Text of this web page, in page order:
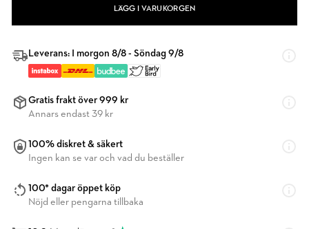
LÄGG I VARUKORGEN
Leverans: I morgon 8/8 - Söndag 9/8
Gratis frakt över 999 kr
Annars endast 39 kr
100% diskret & säkert
Ingen kan se var och vad du beställer
100* dagar öppet köp
Nöjd eller pengarna tillbaka